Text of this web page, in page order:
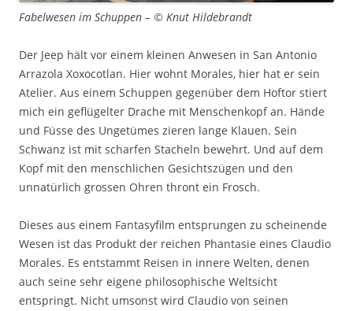
Fabelwesen im Schuppen – © Knut Hildebrandt
Der Jeep hält vor einem kleinen Anwesen in San Antonio
Arrazola Xoxocotlan. Hier wohnt Morales, hier hat er sein
Atelier. Aus einem Schuppen gegenüber dem Hoftor stiert
mich ein geflügelter Drache mit Menschenkopf an. Hände
und Füsse des Ungetümes zieren lange Klauen. Sein
Schwanz ist mit scharfen Stacheln bewehrt. Und auf dem
Kopf mit den menschlichen Gesichtszügen und den
unnatürlich grossen Ohren thront ein Frosch.
Dieses aus einem Fantasyfilm entsprungen zu scheinende
Wesen ist das Produkt der reichen Phantasie eines Claudio
Morales. Es entstammt Reisen in innere Welten, denen
auch seine sehr eigene philosophische Weltsicht
entspringt. Nicht umsonst wird Claudio von seinen